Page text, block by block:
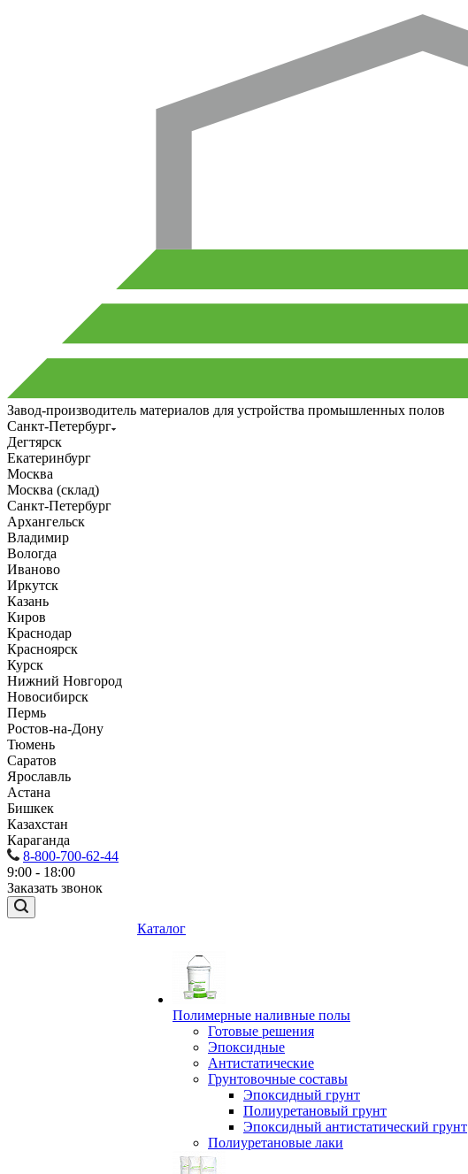
Завод-производитель материалов для устройства промышленных полов
Санкт-Петербург
Дегтярск
Екатеринбург
Москва
Москва (склад)
Санкт-Петербург
Архангельск
Владимир
Вологда
Иваново
Иркутск
Казань
Киров
Краснодар
Красноярск
Курск
Нижний Новгород
Новосибирск
Пермь
Ростов-на-Дону
Тюмень
Саратов
Ярославль
Астана
Бишкек
Казахстан
Караганда
8-800-700-62-44
9:00 - 18:00
Заказать звонок
Каталог
Полимерные наливные полы
Готовые решения
Эпоксидные
Антистатические
Грунтовочные составы
Эпоксидный грунт
Полиуретановый грунт
Эпоксидный антистатический грунт
Полиуретановые лаки